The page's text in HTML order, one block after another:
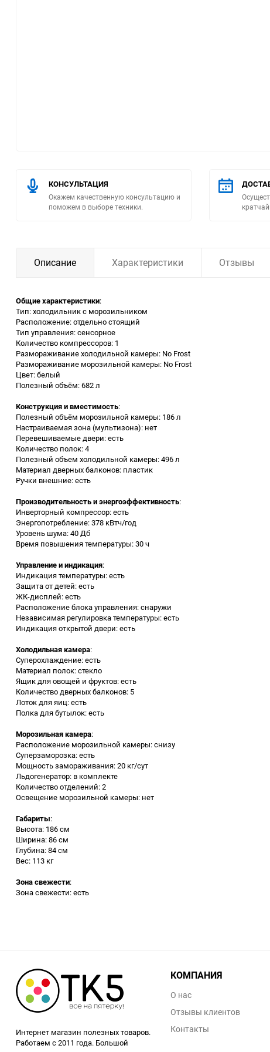
Климатическая техника
Измерительный
Измерительное
оборудование
Дровоколы
Грузоподъемное
оборудование
Гидроаккумуляторы и
Вытяжная вентиляция
Вибротехника
Бетономешалки
Бензоинструмент
Аккумуляторный
инструмент
КОНСУЛЬТАЦИЯ
Окажем качественную консультацию и
поможем в выборе техники.
Описание Характеристики Отзывы
Общие характеристики:
Тип: холодильник с морозильником
Расположение: отдельно стоящий
Тип управления: сенсорное
Количество компрессоров: 1
Размораживание холодильной камеры: No Frost
Размораживание морозильной камеры: No Frost
Цвет: белый
Полезный объём: 682 л
Конструкция и вместимость:
Полезный объём морозильной камеры: 186 л
Настраиваемая зона (мультизона): нет
Перевешиваемые двери: есть
Количество полок: 4
Полезный объем холодильной камеры: 496 л
Материал дверных балконов: пластик
Ручки внешние: есть
Производительность и энергоэффективность:
Инверторный компрессор: есть
Энергопотребление: 378 кВтч/год
Уровень шума: 40 Дб
Время повышения температуры: 30 ч
Управление и индикация:
Индикация температуры: есть
Защита от детей: есть
ЖК-дисплей: есть
Расположение блока управления: снаружи
Независимая регулировка температуры: есть
Индикация открытой двери: есть
Холодильная камера:
Суперохлаждение: есть
Материал полок: стекло
Ящик для овощей и фруктов: есть
Количество дверных балконов: 5
Лоток для яиц: есть
Полка для бутылок: есть
Морозильная камера:
Расположение морозильной камеры: снизу
Суперзаморозка: есть
Мощность замораживания: 20 кг/сут
Льдогенератор: в комплекте
Количество отделений: 2
Освещение морозильной камеры: нет
Габариты:
Высота: 186 см
Ширина: 86 см
Глубина: 84 см
Вес: 113 кг
Зона свежести:
Зона свежести: есть
Интернет магазин полезных товаров.
Работаем с 2011 года. Большой
КОМПАНИЯ
О нас
Отзывы клиентов
Контакты